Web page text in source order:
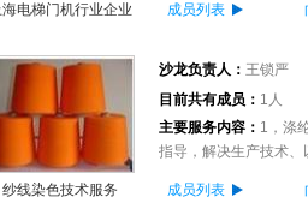
电梯门机行业企业
成员列表
沙龙负责人： 王锁严
目前共有成员： 1人
主要服务内容： 1，涤
指导，解决生产技术
纱线染色技术服务 成员列表